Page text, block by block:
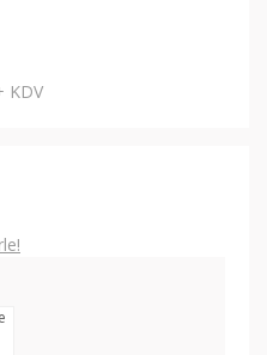
KDV